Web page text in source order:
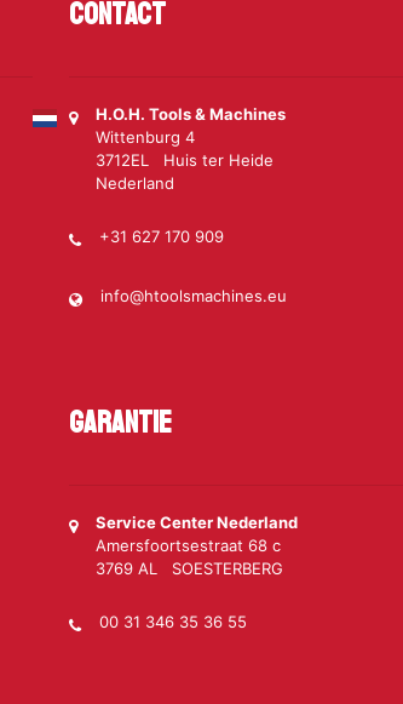
Contact
H.O.H. Tools & Machines
Wittenburg 4
3712EL Huis ter Heide
Nederland
+31 627 170 909
info@htoolsmachines.eu
Garantie
Service Center Nederland
Amersfoortsestraat 68 c
3769 AL SOESTERBERG
00 31 346 35 36 55